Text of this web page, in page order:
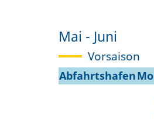
Mai - Juni
Vorsaison
AbfahrtshafenMo